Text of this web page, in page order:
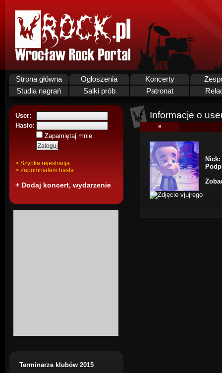
Strona główna Ogłoszenia Koncerty
Studia nagrań
Salki prób Patronat
User:
Hasło:
Zapamiętaj mnie
> Szybka rejestracja
> Zapomnialem hasla
+ Dodaj koncert, wydarzenie
Terminarze klubów 2015
Informacje o
»
Nick: